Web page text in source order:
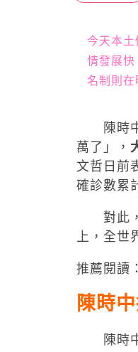
今天本
情發展
名制則在
陳時中
萬了」，
文哲日前
確診數累
對此，
上，全
推薦閱讀：
陳時
陳時中